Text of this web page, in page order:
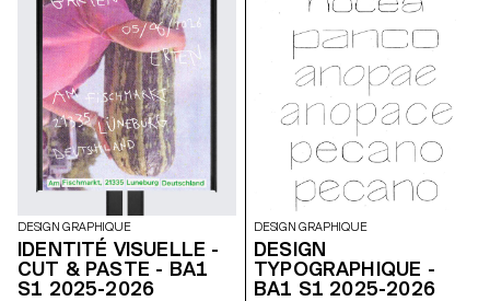
développer un capteur
d’électrophysiologie végétale
miniaturisé, conçu pour une
utilisation en conditions
agricoles réelles : Vita mini
sensor.
DESIGN GRAPHIQUE
IDENTITÉ VISUELLE -
CUT & PASTE - BA1
S1 2025-2026
DESIGN GRAPHIQUE
DESIGN
TYPOGRAPHIQUE -
BA1 S1 2025-2026